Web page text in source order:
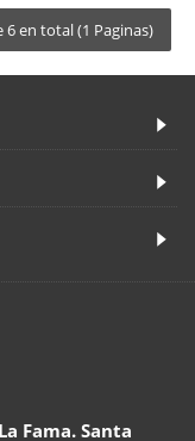
en total (1 Paginas)
Fama. Santa